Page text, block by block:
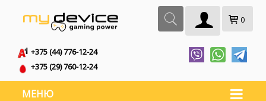
0
+375 (44) 776-12-24
+375 (29) 760-12-24
МЕНЮ